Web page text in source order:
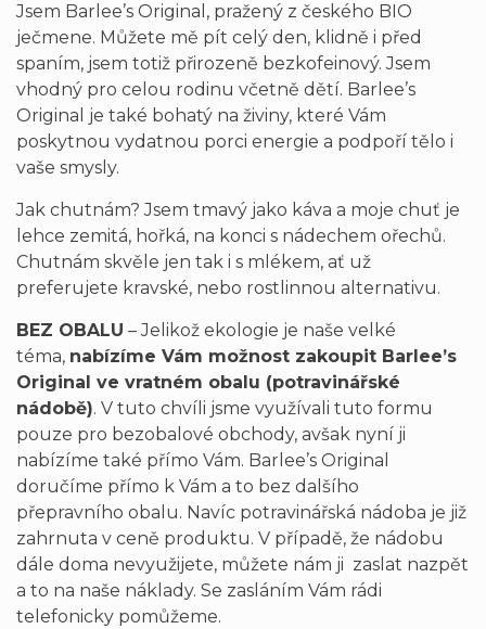
Jsem Barlee’s Original, pražený z českého BIO
ječmene. Můžete mě pít celý den, klidně i před
spaním, jsem totiž přirozeně bezkofeinový. Jsem
vhodný pro celou rodinu včetně dětí. Barlee’s
Original je také bohatý na živiny, které Vám
poskytnou vydatnou porci energie a podpoří tělo i
vaše smysly.
Jak chutnám? Jsem tmavý jako káva a moje chuť je
lehce zemitá, hořká, na konci s nádechem ořechů.
Chutnám skvěle jen tak i s mlékem, ať už
preferujete kravské, nebo rostlinnou alternativu.
BEZ OBALU – Jelikož ekologie je naše velké
téma, nabízíme Vám možnost zakoupit Barlee’s
Original ve vratném obalu (potravinářské
nádobě). V tuto chvíli jsme využívali tuto formu
pouze pro bezobalové obchody, avšak nyní ji
nabízíme také přímo Vám. Barlee’s Original
doručíme přímo k Vám a to bez dalšího
přepravního obalu. Navíc potravinářská nádoba je již
zahrnuta v ceně produktu. V případě, že nádobu
dále doma nevyužijete, můžete nám ji zaslat nazpět
a to na naše náklady. Se zasláním Vám rádi
telefonicky pomůžeme.